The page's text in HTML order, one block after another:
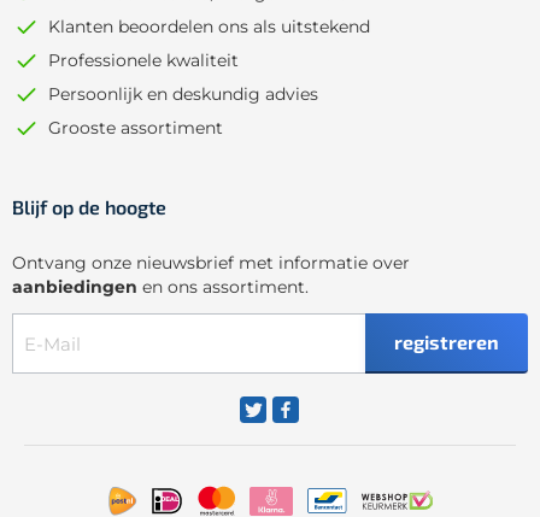
Klanten beoordelen ons als uitstekend
Professionele kwaliteit
Persoonlijk en deskundig advies
Grooste assortiment
Blijf op de hoogte
Ontvang onze nieuwsbrief met informatie over
aanbiedingen en ons assortiment.
registreren